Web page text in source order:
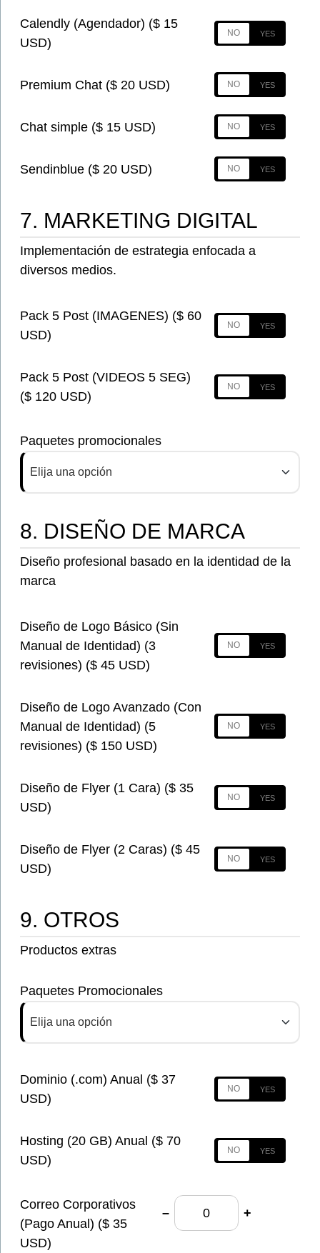
Calendly (Agendador) ($ 15
USD)
Premium Chat ($ 20 USD)
Chat simple ($ 15 USD)
Sendinblue ($ 20 USD)
7. MARKETING DIGITAL
Implementación de estrategia enfocada a
diversos medios.
Pack 5 Post (IMAGENES) ($ 60
USD)
Pack 5 Post (VIDEOS 5 SEG)
($ 120 USD)
Paquetes promocionales
Elija una opción
8. DISEÑO DE MARCA
Diseño profesional basado en la identidad de la
marca
Diseño de Logo Básico (Sin
Manual de Identidad) (3
revisiones) ($ 45 USD)
Diseño de Logo Avanzado (Con
Manual de Identidad) (5
revisiones) ($ 150 USD)
Diseño de Flyer (1 Cara) ($ 35
USD)
Diseño de Flyer (2 Caras) ($ 45
USD)
9. OTROS
Productos extras
Paquetes Promocionales
Elija una opción
Dominio (.com) Anual ($ 37
USD)
Hosting (20 GB) Anual ($ 70
USD)
Correo Corporativos
(Pago Anual) ($ 35
USD)
– +